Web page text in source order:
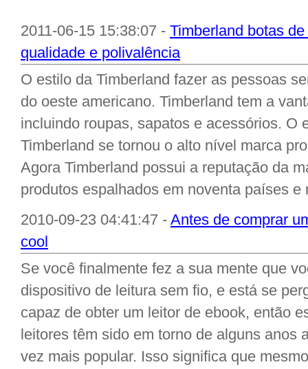
2011-06-15 15:38:07 - Timberland botas
qualidade e polivalência
O estilo da Timberland fazer as pessoas
do oeste americano. Timberland tem a
incluindo roupas, sapatos e acessórios. O
Timberland se tornou o alto nível marca
Agora Timberland possui a reputação da
produtos espalhados em noventa países e
2010-09-23 04:41:47 - Antes de comprar
cool
Se você finalmente fez a sua mente que
dispositivo de leitura sem fio, e está se
capaz de obter um leitor de ebook, então
leitores têm sido em torno de alguns anos
vez mais popular. Isso significa que